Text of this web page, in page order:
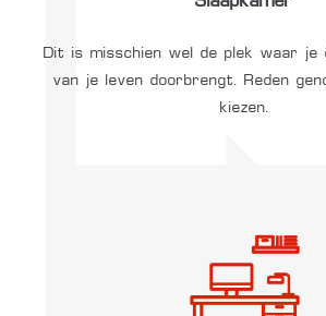
Dit is misschien wel de plek waar je
van je leven doorbrengt. Reden
kiezen.